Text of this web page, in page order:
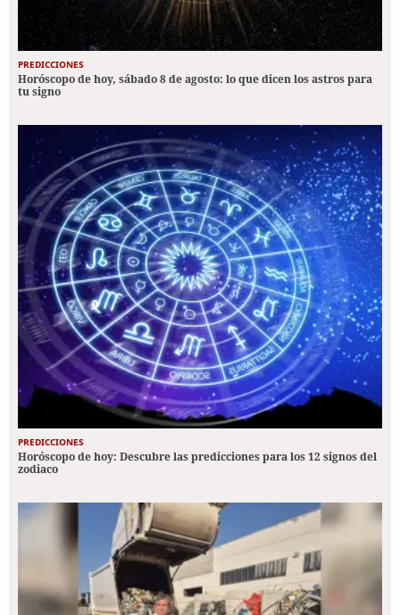
PREDICCIONES
Horóscopo de hoy, sábado 8 de agosto: lo que dicen los astros para
tu signo
PREDICCIONES
Horóscopo de hoy: Descubre las predicciones para los 12 signos del
zodiaco